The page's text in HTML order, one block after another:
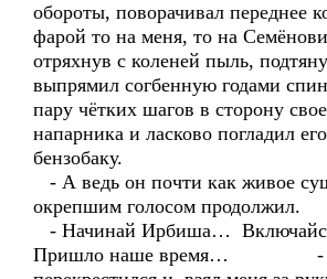
обороты, поворачивал переднее
фарой то на меня, то на
отряхнув с коленей пыль,
выпрямил согбенную годами
пару чётких шагов в сторону
напарника и ласково погладил
бензобаку.
- А ведь он почти как живое
окрепшим голосом продолжил.
- Начинай Ирбиша…
Пришло наше время… -